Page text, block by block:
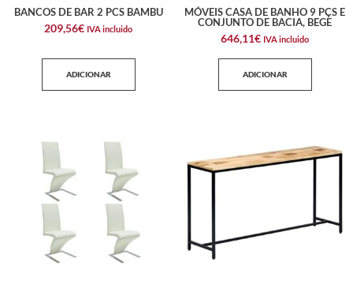
BANCOS DE BAR 2 PCS BAMBU
209,56€ IVA incluido
ADICIONAR
MÓVEIS CASA DE BANHO 9 PÇS E
CONJUNTO DE BACIA, BEGE
646,11€ IVA incluido
ADICIONAR